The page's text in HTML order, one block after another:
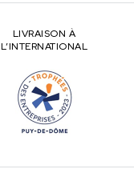
LIVRAISON À
L’INTERNATIONAL